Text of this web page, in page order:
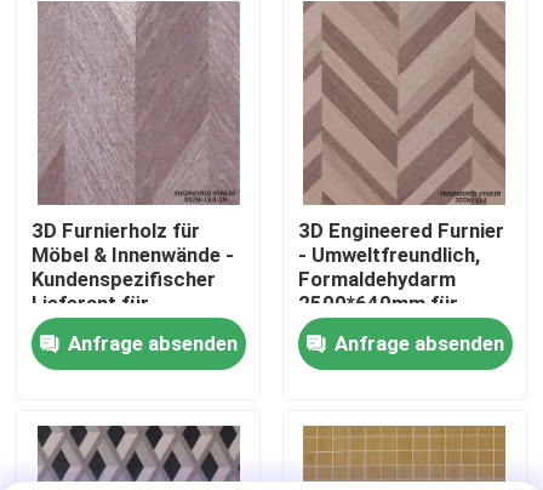
Werksbesichtigung
Qualitätskontrolle
Kontakt mit uns
Neuigkeiten
Rechtssachen
Natürliches Holzfurnier
3D Furnierholz für
Möbel & Innenwände -
Kundenspezifischer
Lieferant für
technische Furniere
3DZM-L3.0-1N
Anfrage absenden
3D Engineered Furnier
- Umweltfreundlich,
Formaldehydarm
2500*640mm für
Innendekoration
3DZM-L3.0
Anfrage absenden